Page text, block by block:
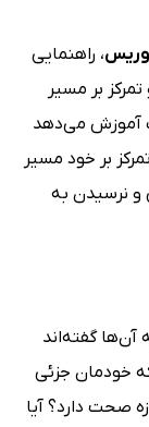
، راهنمایی
بر مسیر
آموزش می‌دهد
بر خود مسیر
و نرسیدن به
آن‌ها گفته‌اند
خودمان جزئی
صحت دارد؟ آیا